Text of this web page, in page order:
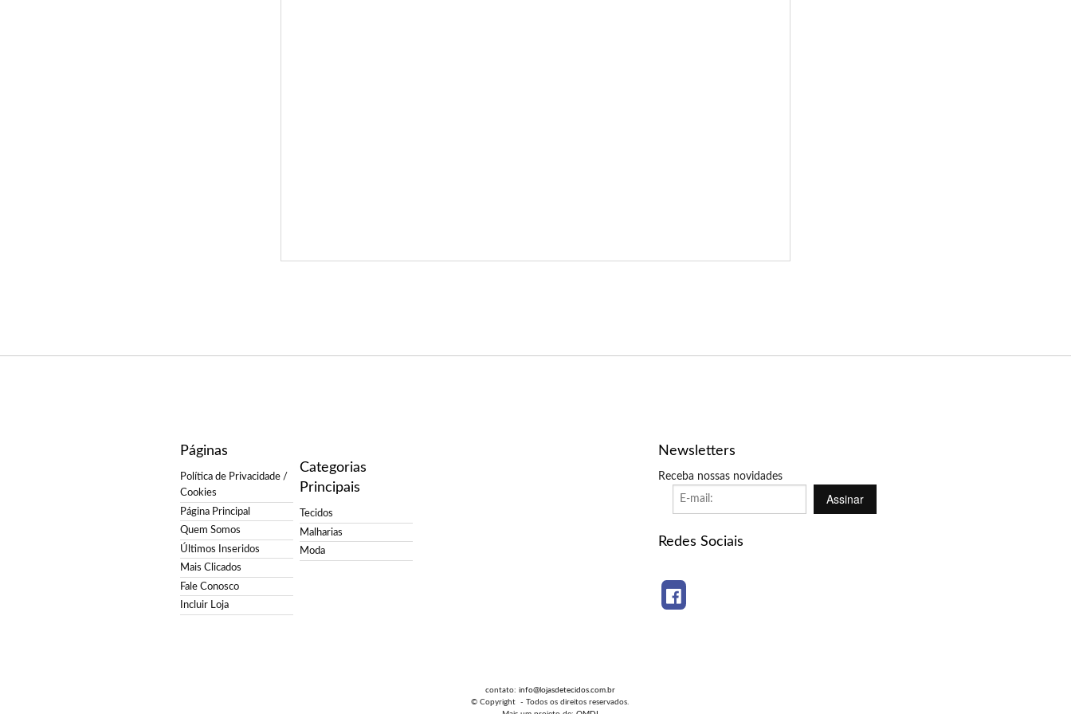
Páginas
Política de Privacidade /
Cookies
Página Principal
Quem Somos
Últimos Inseridos
Mais Clicados
Fale Conosco
Incluir Loja
Categorias
Principais
Tecidos
Malharias
Moda
Newsletters
Receba nossas novidades
Assinar
Redes Sociais
contato: info@lojasdetecidos.com.br
© Copyright - Todos os direitos reservados.